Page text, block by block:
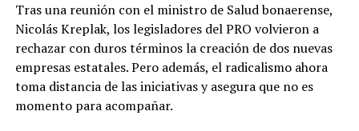
Tras una reunión con el ministro de Salud bonaerense,
Nicolás Kreplak, los legisladores del PRO volvieron a
rechazar con duros términos la creación de dos nuevas
empresas estatales. Pero además, el radicalismo ahora
toma distancia de las iniciativas y asegura que no es
momento para acompañar.